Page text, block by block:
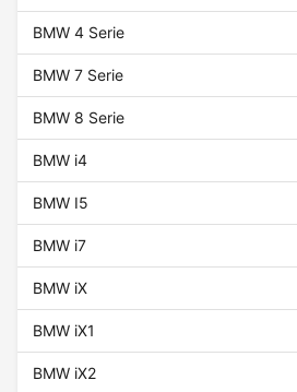
BMW 4 Serie
BMW 7 Serie
BMW 8 Serie
BMW i4
BMW I5
BMW i7
BMW iX
BMW iX1
BMW iX2